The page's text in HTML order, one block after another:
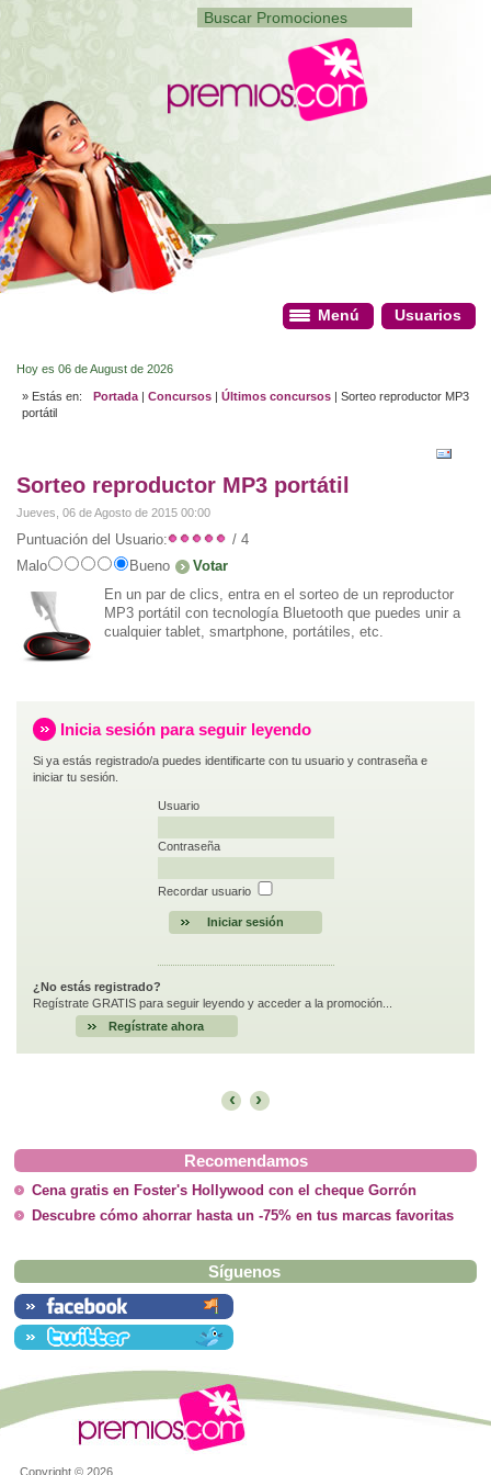
Menú
Menú Usuarios
Usuarios
Hoy es 06 de August de 2026
» Estás en: Portada | Concursos | Últimos concursos | Sorteo reproductor MP3
portátil
Sorteo reproductor MP3 portátil
Jueves, 06 de Agosto de 2015 00:00
Puntuación del Usuario:
/ 4
Malo
Bueno
En un par de clics, entra en el sorteo de un reproductor
MP3 portátil con tecnología Bluetooth que puedes unir a
cualquier tablet, smartphone, portátiles, etc.
Inicia sesión para seguir leyendo
Si ya estás registrado/a puedes identificarte con tu usuario y contraseña e
iniciar tu sesión.
Usuario
Contraseña
Recordar usuario
¿No estás registrado?
Regístrate GRATIS para seguir leyendo y acceder a la promoción...
Regístrate ahora
‹ ›
Recomendamos
Cena gratis en Foster's Hollywood con el cheque Gorrón
Descubre cómo ahorrar hasta un -75% en tus marcas favoritas
Síguenos
Copyright © 2026.